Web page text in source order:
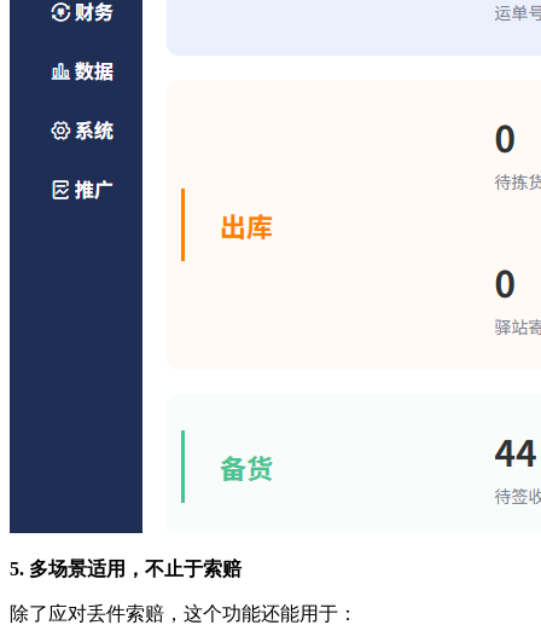
5. 多场景适用，不止于索赔
除了应对丢件索赔，这个功能还能用于：